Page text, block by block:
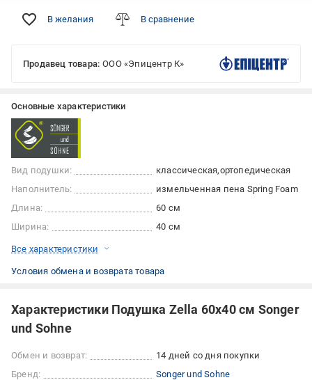
В желания В сравнение
Продавец товара: ООО «Эпицентр К»
Основные характеристики
Вид подушки: классическая ортопедическая
Наполнитель:
измельченная пена Spring Foam
Длина:
60 см
Ширина:
40 см
Все характеристики
Условия обмена и возврата товара
Характеристики Подушка Zella 60х40 см Songer
und Sohne
Обмен и возврат:
14 дней со дня покупки
Бренд:
Songer und Sohne